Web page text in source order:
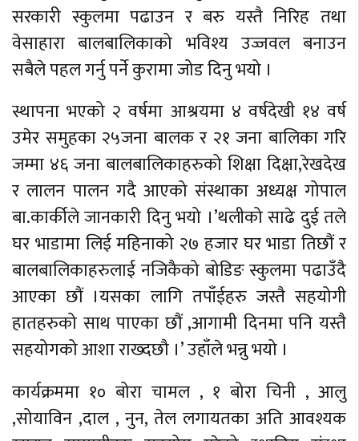
सरकारी स्कुलमा पढाउन र बरु यस्तै निरिह तथा
वेसाहारा बालबालिकाको भविश्य उज्जवल बनाउन
सबैले पहल गर्नु पर्ने कुरामा जोड दिनु भयो ।
स्थापना भएको २ वर्षमा आश्रयमा ४ वर्षदेखी १४ वर्ष
उमेर समुहका २५जना बालक र २१ जना बालिका गरि
जम्मा ४६ जना बालबालिकाहरुको शिक्षा दिक्षा,रेखदेख
र लालन पालन गदै आएको संस्थाका अध्यक्ष गोपाल
बा.कार्कीले जानकारी दिनु भयो ।’थलीको साढे दुई तले
घर भाडामा लिई महिनाको २७ हजार घर भाडा तिछौं र
बालबालिकाहरुलाई नजिकैको बोडिङ स्कुलमा पढाउँदै
आएका छौं ।यसका लागि तपाँईहरु जस्तै सहयोगी
हातहरुको साथ पाएका छौं ,आगामी दिनमा पनि यस्तै
सहयोगको आशा राख्दछौ ।’ उहाँले भन्नु भयो ।
कार्यक्रममा १० बोरा चामल , १ बोरा चिनी , आलु
,सोयाविन ,दाल , नुन, तेल लगायतका अति आवश्यक